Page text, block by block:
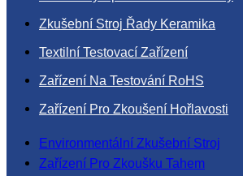
Zkušební Stroj Řady Keramika
Textilní Testovací Zařízení
Zařízení Na Testování RoHS
Zařízení Pro Zkoušení Hořlavosti
Environmentální Zkušební Stroj
Zařízení Pro Zkoušku Tahem